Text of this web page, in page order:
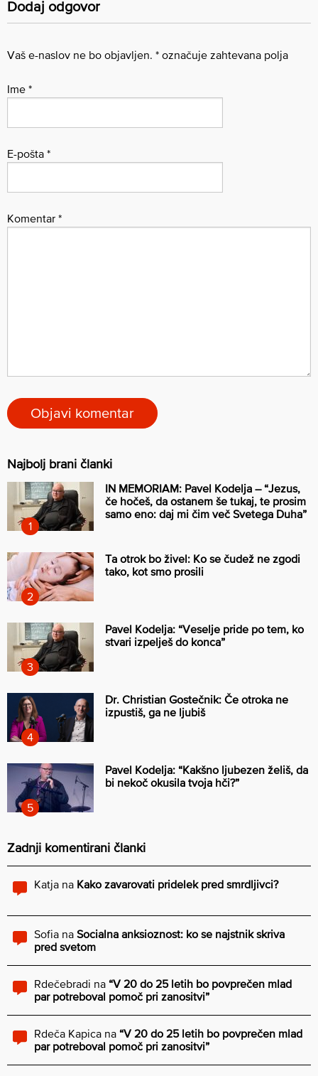
Dodaj odgovor
Vaš e-naslov ne bo objavljen. * označuje zahtevana polja
Ime *
E-pošta *
Komentar *
Najbolj brani članki
IN MEMORIAM: Pavel Kodelja – “Jezus,
če hočeš, da ostanem še tukaj, te prosim
samo eno: daj mi čim več Svetega Duha”
Ta otrok bo živel: Ko se čudež ne zgodi
tako, kot smo prosili
Pavel Kodelja: “Veselje pride po tem, ko
stvari izpelješ do konca”
Dr. Christian Gostečnik: Če otroka ne
izpustiš, ga ne ljubiš
Pavel Kodelja: “Kakšno ljubezen želiš, da
bi nekoč okusila tvoja hči?”
Zadnji komentirani članki
Katja na Kako zavarovati pridelek pred smrdljivci?
Sofia na Socialna anksioznost: ko se najstnik skriva
pred svetom
Rdečebradi na “V 20 do 25 letih bo povprečen mlad
par potreboval pomoč pri zanositvi”
Rdeča Kapica na “V 20 do 25 letih bo povprečen mlad
par potreboval pomoč pri zanositvi”